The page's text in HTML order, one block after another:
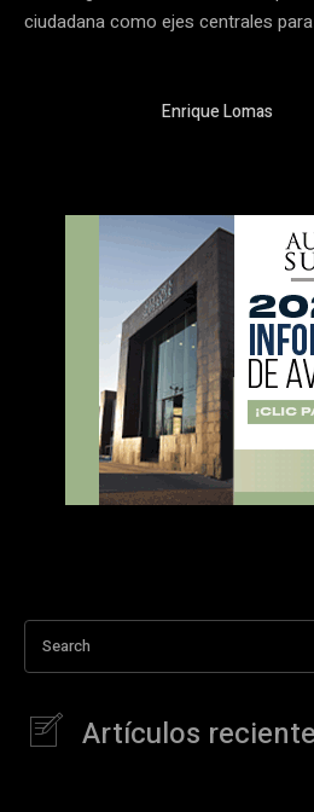
ciudadana como ejes centrales
Enrique Lomas
Search
Artículos